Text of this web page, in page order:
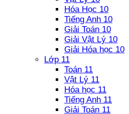
Hóa Học 10
Tiếng Anh 10
Giải Toán 10
Giải Vật Lý 10
Giải Hóa học 10
Lớp 11
Toán 11
Vật Lý 11
Hóa học 11
Tiếng Anh 11
Giải Toán 11